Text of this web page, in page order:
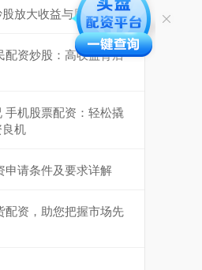
放大收益与风险
配资炒股：高收益背后
手机股票配资：轻松撬
机
申请条件及要求详解
配资，助您把握市场先